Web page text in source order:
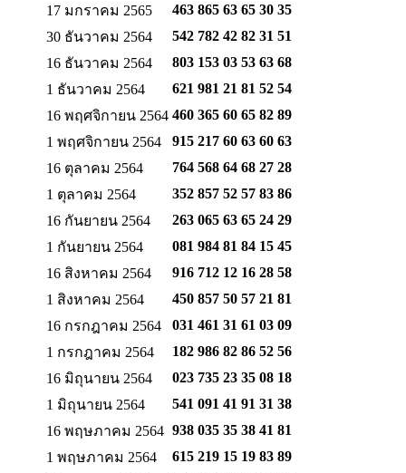
17 มกราคม 2565
463 865 63 65 30 35
30 ธันวาคม 2564
542 782 42 82 31 51
16 ธันวาคม 2564
803 153 03 53 63 68
1 ธันวาคม 2564
621 981 21 81 52 54
16 พฤศจิกายน 2564 460 365 60 65 82 89
1 พฤศจิกายน 2564
915 217 60 63 60 63
16 ตุลาคม 2564
764 568 64 68 27 28
1 ตุลาคม 2564
352 857 52 57 83 86
16 กันยายน 2564
263 065 63 65 24 29
1 กันยายน 2564
081 984 81 84 15 45
16 สิงหาคม 2564
916 712 12 16 28 58
1 สิงหาคม 2564
450 857 50 57 21 81
16 กรกฎาคม 2564
031 461 31 61 03 09
1 กรกฎาคม 2564
182 986 82 86 52 56
16 มิถุนายน 2564
023 735 23 35 08 18
1 มิถุนายน 2564
541 091 41 91 31 38
16 พฤษภาคม 2564 938 035 35 38 41 81
1 พฤษภาคม 2564
615 219 15 19 83 89